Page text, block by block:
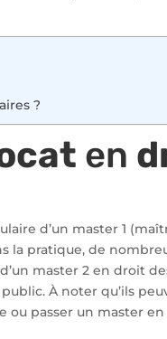
?
en
d’un master 1
la pratique, de
master 2 en droit
À noter qu’ils
ou passer un master